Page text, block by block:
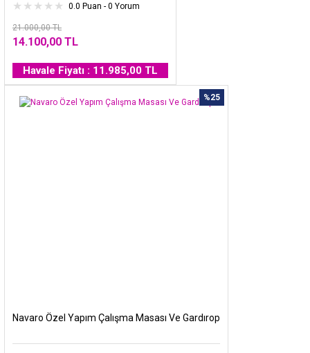
0.0 Puan - 0 Yorum
21.000,00 TL
14.100,00 TL
Havale Fiyatı : 11.985,00 TL
%25
Navaro Özel Yapım Çalışma Masası Ve Gardırop